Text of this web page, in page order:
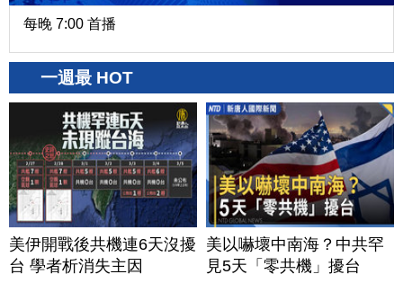
每晚 7:00 首播
一週最 HOT
美伊開戰後共機連6天沒擾
台 學者析消失主因
美以嚇壞中南海？中共罕
見5天「零共機」擾台